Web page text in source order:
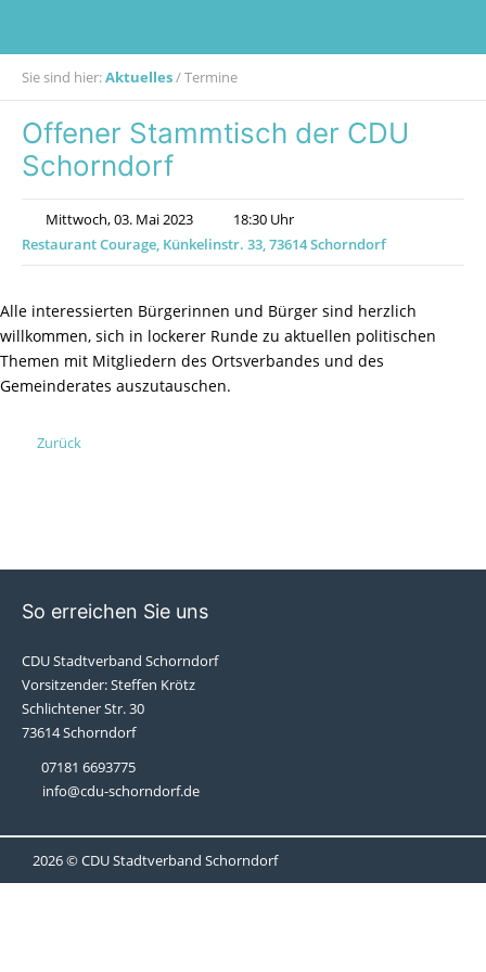
Sie sind hier:Aktuelles/Termine
Offener Stammtisch der CDU
Schorndorf
Mittwoch, 03. Mai 2023
18:30 Uhr
Restaurant Courage, Künkelinstr. 33, 73614 Schorndorf
Alle interessierten Bürgerinnen und Bürger sind herzlich
willkommen, sich in lockerer Runde zu aktuellen politischen
Themen mit Mitgliedern des Ortsverbandes und des
Gemeinderates auszutauschen.
Zurück
So erreichen Sie uns
CDU Stadtverband Schorndorf
Vorsitzender: Steffen Krötz
Schlichtener Str. 30
73614 Schorndorf
07181 6693775
info@cdu-schorndorf.de
2026 © CDU Stadtverband Schorndorf